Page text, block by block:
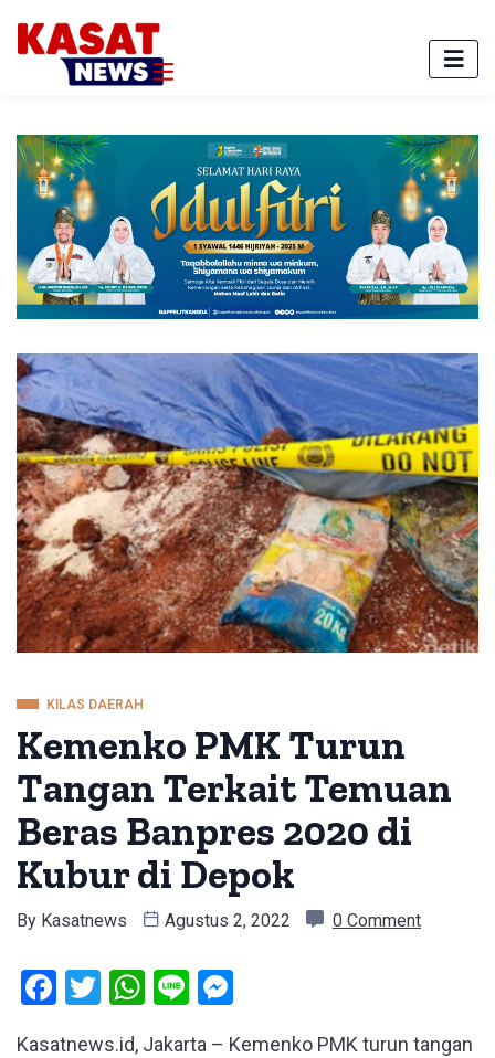
KILAS DAERAH
Kemenko PMK Turun
Tangan Terkait Temuan
Beras Banpres 2020 di
Kubur di Depok
By Kasatnews Agustus 2, 2022 0 Comment
Facebook
Twitter
WhatsApp
Line
Kasatnews.id, Jakarta – Kemenko PMK turun tangan